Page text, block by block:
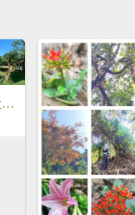
20260531大棟山、青龍嶺、大同山步道